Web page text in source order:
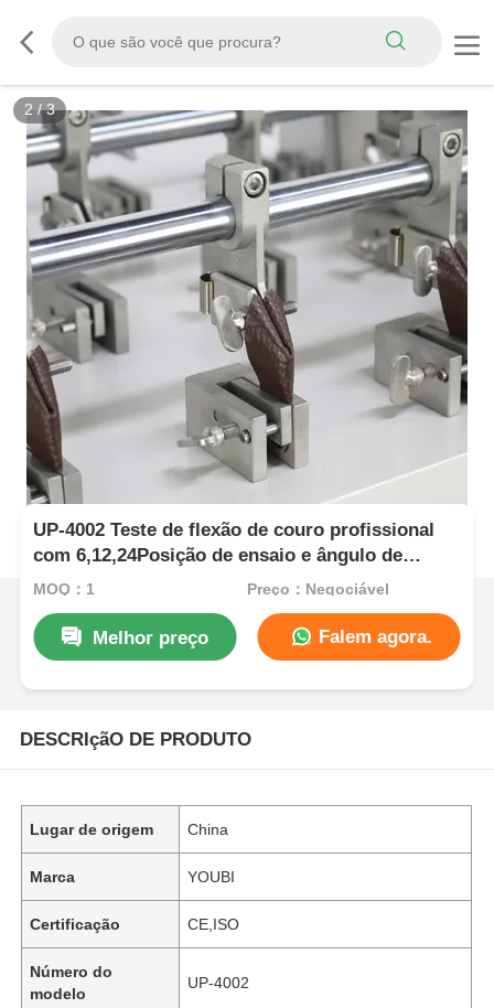
3 /3
UP-4002 Teste de flexão de couro profissional
com 6,12,24Posição de ensaio e ângulo de
flexão de 22,5° ± 0,5° para amostras de 70 ± 5 x
MOQ：1 Preço：Negociável
Melhor preço Falem agora.
DESCRIçãO DE PRODUTO
Lugar de origem China
Marca YOUBI
Certificação CE,ISO
Número do
modelo
UP-4002